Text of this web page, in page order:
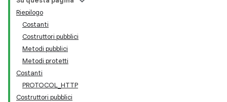
Riepilogo
Costanti
Costruttori pubblici
Metodi pubblici
Metodi protetti
Costanti
PROTOCOL_HTTP
Costruttori pubblici